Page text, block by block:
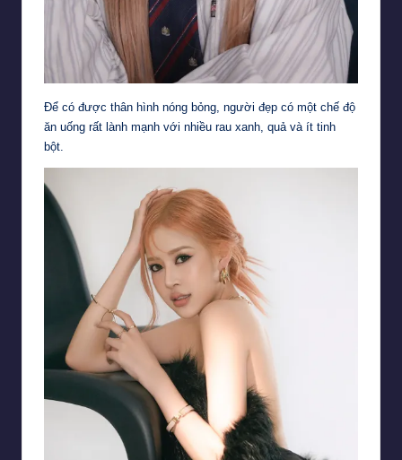
Để có được thân hình nóng bỏng, người đẹp có một chế độ
ăn uống rất lành mạnh với nhiều rau xanh, quả và ít tinh
bột.